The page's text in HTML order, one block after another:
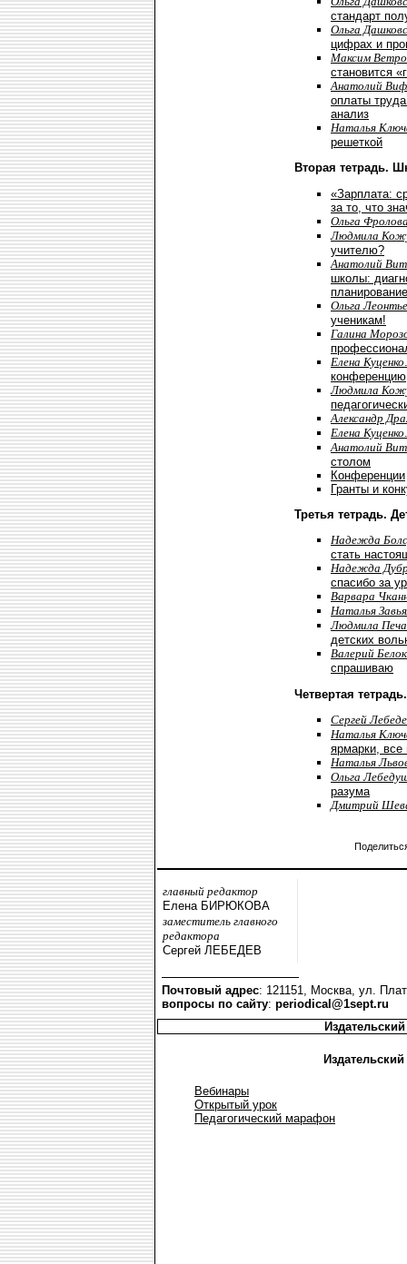
стандарт
Ольга
цифрах и
Максим
становится
Анатолий
оплаты
анализ
Наталья
решеткой
Вторая тетрадь.
«Зарплата:
за то, что
Ольга
Людмила
учителю?
Анатолий
школы:
Ольга
ученикам!
Галина
Елена Куценко
конференцию
Людмила
Александр
Елена Куценко
Анатолий
столом
Конференции
Гранты и
Третья тетрадь.
Надежда
стать
Надежда
спасибо за
Варвара
Наталья
Людмила
детских
Валерий
спрашиваю
Четвертая
Сергей
Наталья
ярмарки, все
Наталья
Ольга
разума
Дмитрий
главный редактор
Елена БИРЮКОВА
заместитель главного
редактора
Сергей ЛЕБЕДЕВ
Почтовый адрес: 121151, Москва, ул.
вопросы по сайту: periodical@1sept.ru
Вебинары
Открытый урок
Педагогический марафон